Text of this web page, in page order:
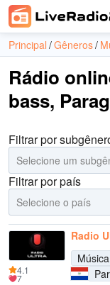
Principal Gêneros
Rádio
bass,
Filtrar por
Selecione um
Filtrar por país
Selecione o país
Radio
4.1
7